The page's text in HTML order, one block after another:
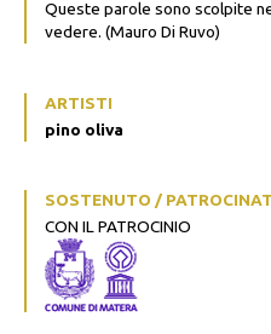
Queste parole sono scolpite
vedere. (Mauro Di Ruvo)
ARTISTI
pino oliva
SOSTENUTO /
CON IL PATROCINIO